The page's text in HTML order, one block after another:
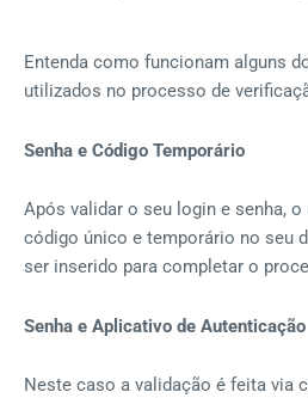
Entenda como funcionam alguns
utilizados no processo de
Senha e Código Temporário
Após validar o seu login e senha,
código único e temporário no seu
ser inserido para completar o
Senha e Aplicativo de Autenticação
Neste caso a validação é feita via